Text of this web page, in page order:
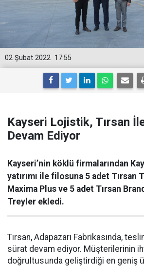
17:55
02 Şubat 2022
Kayseri Lojistik, Tırsan
Devam Ediyor
Kayseri’nin köklü firmalarından
yatırımı ile filosuna 5 adet Tırsan
Maxima Plus ve 5 adet Tırsan
Treyler ekledi.
Tırsan, Adapazarı Fabrikasında,
sürat devam ediyor. Müşterilerinin
doğrultusunda geliştirdiği en geniş